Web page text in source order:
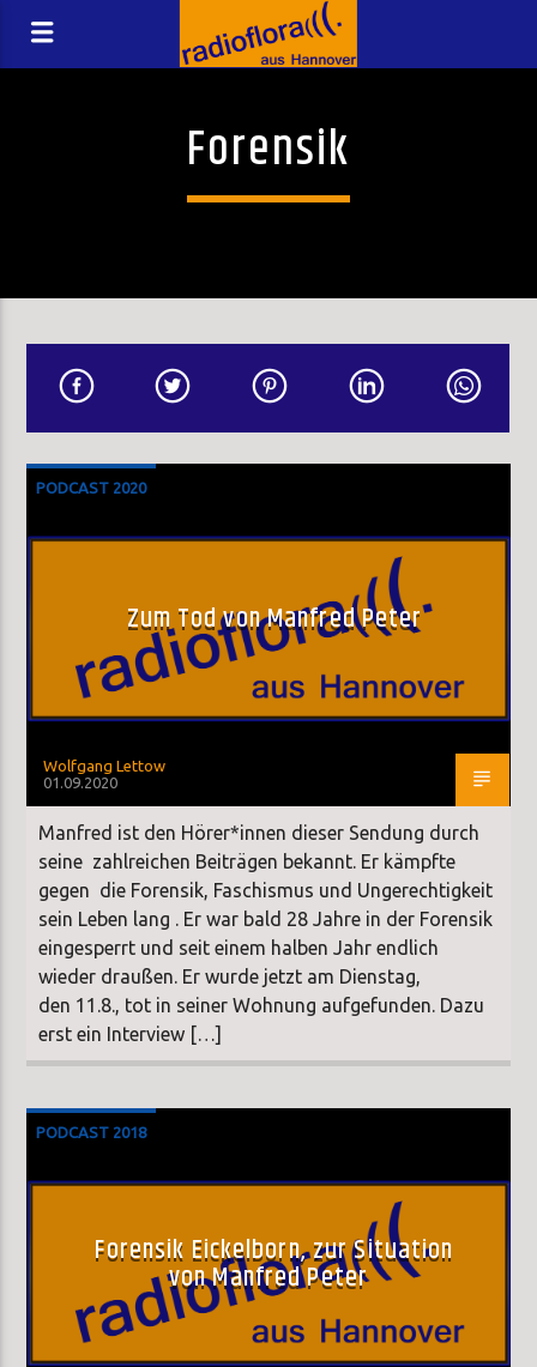
Forensik
PODCAST 2020
Zum Tod von Manfred Peter
Wolfgang Lettow
01.09.2020
Manfred ist den Hörer*innen dieser Sendung durch
seine zahlreichen Beiträgen bekannt. Er kämpfte
gegen die Forensik, Faschismus und Ungerechtigkeit
sein Leben lang . Er war bald 28 Jahre in der Forensik
eingesperrt und seit einem halben Jahr endlich
wieder draußen. Er wurde jetzt am Dienstag,
den 11.8., tot in seiner Wohnung aufgefunden. Dazu
erst ein Interview […]
PODCAST 2018
Forensik Eickelborn, zur Situation
von Manfred Peter